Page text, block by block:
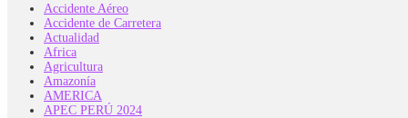
Accidente Aéreo
Accidente de Carretera
Actualidad
Africa
Agricultura
Amazonía
AMERICA
APEC PERÚ 2024